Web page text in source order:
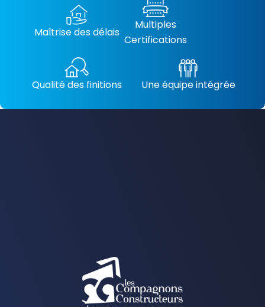
Maîtrise des délais
Multiples
Certifications
Qualité des finitions Une équipe intégrée